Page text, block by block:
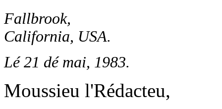
Fallbrook,
California, USA.
Lé 21 dé mai, 1983.
Moussieu l'Rédacteu,